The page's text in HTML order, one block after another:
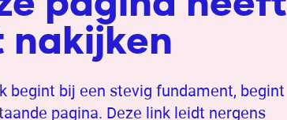
nakijken
begint bij een stevig fundament, begint
pagina. Deze link leidt nergens